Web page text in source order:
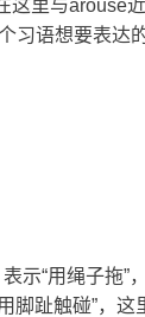
这里与arouse
习语想要表达
示“用绳子拖”
脚趾触碰”，